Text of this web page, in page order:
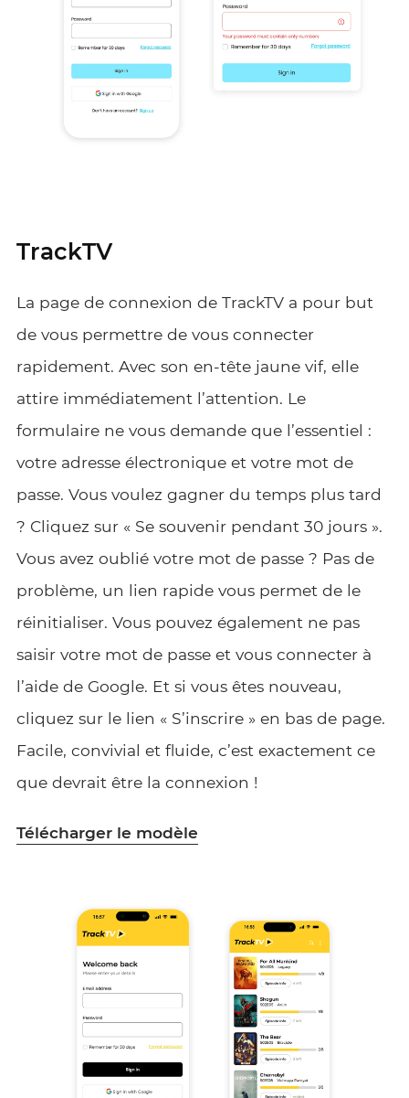
TrackTV
La page de connexion de TrackTV a pour but
de vous permettre de vous connecter
rapidement. Avec son en-tête jaune vif, elle
attire immédiatement l’attention. Le
formulaire ne vous demande que l’essentiel :
votre adresse électronique et votre mot de
passe. Vous voulez gagner du temps plus tard
? Cliquez sur « Se souvenir pendant 30 jours ».
Vous avez oublié votre mot de passe ? Pas de
problème, un lien rapide vous permet de le
réinitialiser. Vous pouvez également ne pas
saisir votre mot de passe et vous connecter à
l’aide de Google. Et si vous êtes nouveau,
cliquez sur le lien « S’inscrire » en bas de page.
Facile, convivial et fluide, c’est exactement ce
que devrait être la connexion !
Télécharger le modèle